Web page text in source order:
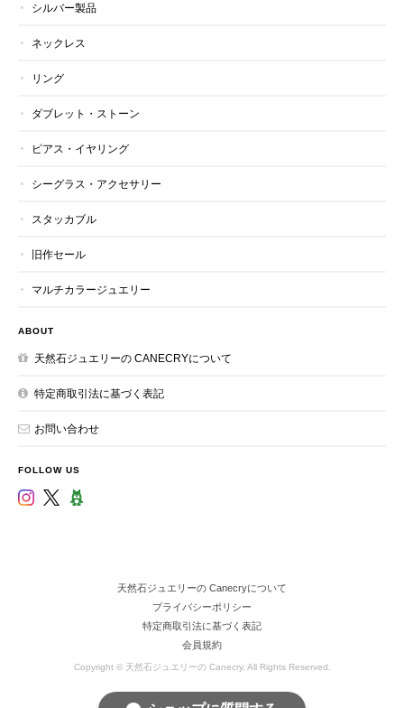
シルバー製品
ネックレス
リング
ダブレット・ストーン
ピアス・イヤリング
シーグラス・アクセサリー
スタッカブル
旧作セール
マルチカラージュエリー
ABOUT
天然石ジュエリーの CANECRYについて
特定商取引法に基づく表記
お問い合わせ
FOLLOW US
天然石ジュエリーの Canecryについて
プライバシーポリシー
特定商取引法に基づく表記
会員規約
Copyright © 天然石ジュエリーの Canecry. All Rights Reserved.